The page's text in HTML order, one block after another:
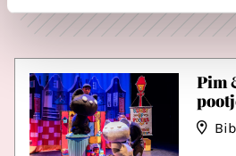
Pim